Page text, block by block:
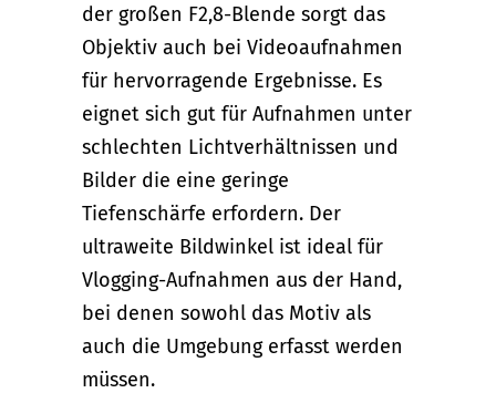
der großen F2,8-Blende sorgt das
Objektiv auch bei Videoaufnahmen
für hervorragende Ergebnisse. Es
eignet sich gut für Aufnahmen unter
schlechten Lichtverhältnissen und
Bilder die eine geringe
Tiefenschärfe erfordern. Der
ultraweite Bildwinkel ist ideal für
Vlogging-Aufnahmen aus der Hand,
bei denen sowohl das Motiv als
auch die Umgebung erfasst werden
müssen.